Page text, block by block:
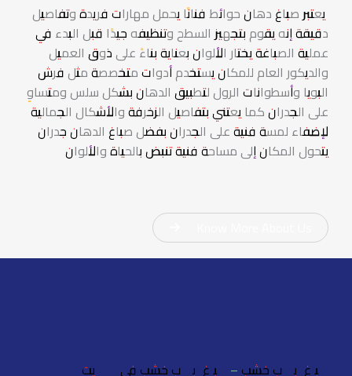
يعتبر صباغ دهان حوائط فنانًا يحمل مهارات فريدة وتفاصيل
دقيقة إنه يقوم بتجهيز السطح وتنظيفه جيدًا قبل البدء في
عملية الصباغة يختار الألوان بعناية بناءً على ذوق العميل
والديكور العام للمكان يستخدم أدوات متخصصة مثل فرش
البويا وأسطوانات الرول لتطبيق الدهان بشكل سلس ومتساوٍ
على الجدران كما يعتني بتفاصيل الزخرفة والأشكال الجمالية
لإضفاء لمسة فنية على الجدران بفضل صباغ الدهان جدران
يتحول المكان إلى مساحة فنية تنبض بالحياة والألوان
صباغ ابواب خشب – صباغ ابواب خشب في الكويت